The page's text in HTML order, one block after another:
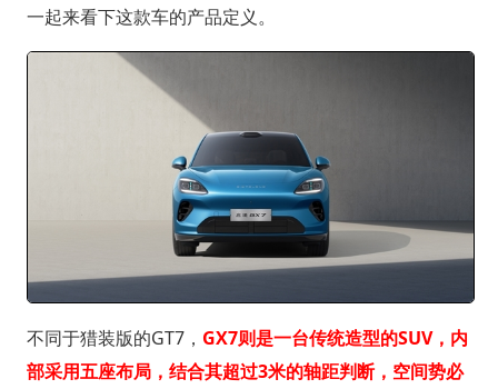
一起来看下这款车的产品定义。
不同于猎装版的GT7， GX7则是一台传统造型的SUV，内
部采用五座布局，结合其超过3米的轴距判断，空间势必